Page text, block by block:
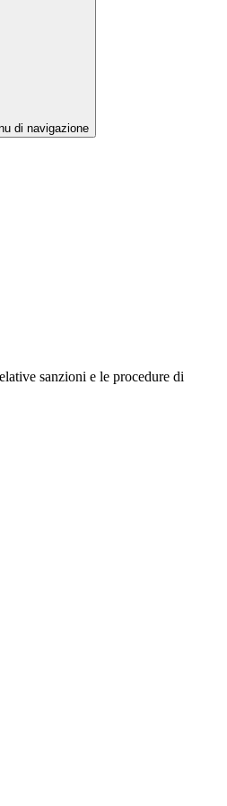
di navigazione
sanzioni e le procedure di